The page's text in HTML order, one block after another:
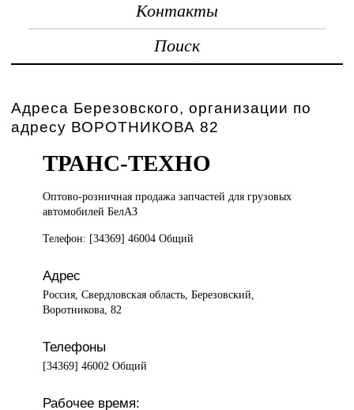
Контакты
Поиск
Адреса Березовского, организации по
адресу ВОРОТНИКОВА 82
ТРАНС-ТЕХНО
Оптово-розничная продажазапчастей для грузовых
автомобилей БелАЗ
Телефон: [34369] 46004 Общий
Адрес
Россия, Свердловская область, Березовский,
Воротникова, 82
Телефоны
[34369] 46002 Общий
Рабочее время: